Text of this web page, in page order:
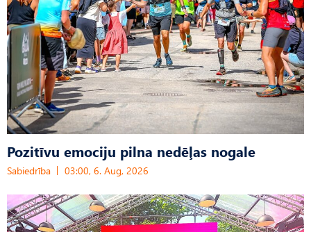
Pozitīvu emociju pilna nedēļas nogale
Sabiedrība 03:00, 6. Aug, 2026